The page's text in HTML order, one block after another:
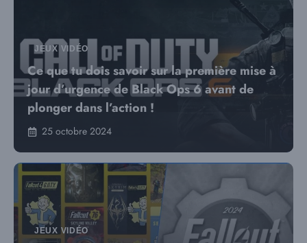
JEUX VIDÉO
Ce que tu dois savoir sur la première mise à
jour d’urgence de Black Ops 6 avant de
plonger dans l’action !
25 octobre 2024
JEUX VIDÉO